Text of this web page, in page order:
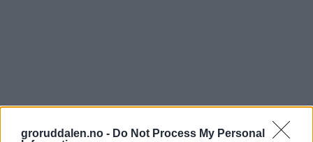
groruddalen.no - Do Not Process My Personal